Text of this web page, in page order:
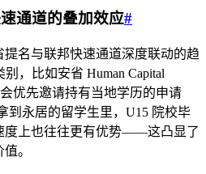
通道的叠加效应#
名与联邦快速通道深度联动的趋
，比如安省 Human Capital
会优先邀请持有当地学历的申请
到永居的留学生里，U15 院校毕
度上也往往更有优势——这凸显了
。